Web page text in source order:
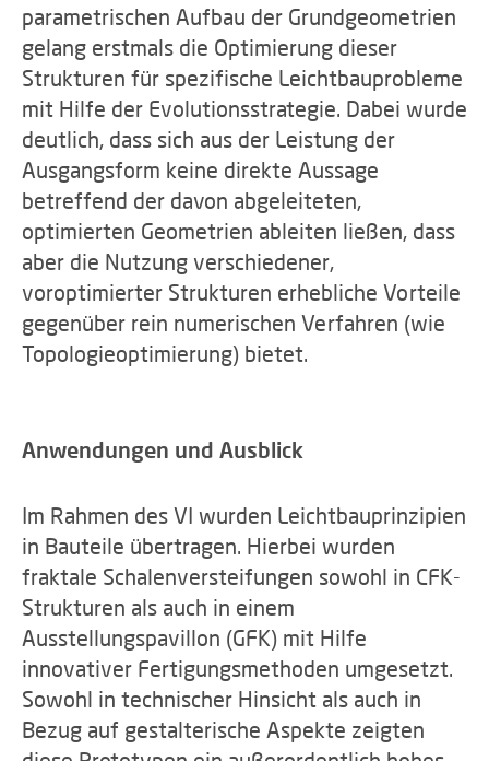
parametrischen Aufbau der Grundgeometrien
gelang erstmals die Optimierung dieser
Strukturen für spezifische Leichtbauprobleme
mit Hilfe der Evolutionsstrategie. Dabei wurde
deutlich, dass sich aus der Leistung der
Ausgangsform keine direkte Aussage
betreffend der davon abgeleiteten,
optimierten Geometrien ableiten ließen, dass
aber die Nutzung verschiedener,
voroptimierter Strukturen erhebliche Vorteile
gegenüber rein numerischen Verfahren (wie
Topologieoptimierung) bietet.
Anwendungen und Ausblick
Im Rahmen des VI wurden Leichtbauprinzipien
in Bauteile übertragen. Hierbei wurden
fraktale Schalenversteifungen sowohl in CFK-
Strukturen als auch in einem
Ausstellungspavillon (GFK) mit Hilfe
innovativer Fertigungsmethoden umgesetzt.
Sowohl in technischer Hinsicht als auch in
Bezug auf gestalterische Aspekte zeigten